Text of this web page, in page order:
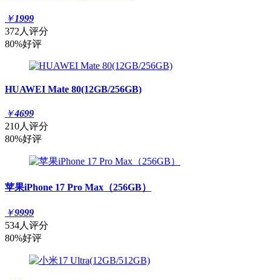
￥1999
372人评分
80%好评
HUAWEI Mate 80(12GB/256GB)
￥4699
210人评分
80%好评
苹果iPhone 17 Pro Max（256GB）
￥9999
534人评分
80%好评